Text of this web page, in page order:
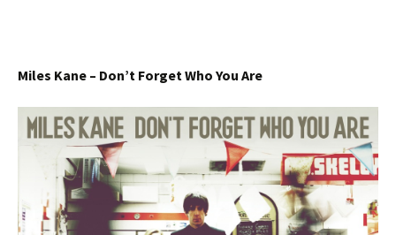
Miles Kane – Don’t Forget Who You Are